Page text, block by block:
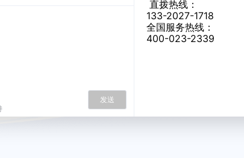
发送
直拨热线：
133-2027-1718
全国服务热线：
400-023-2339